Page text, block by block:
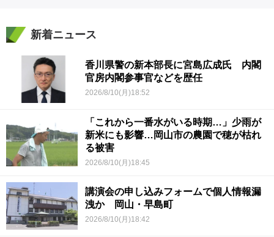
新着ニュース
香川県警の新本部長に宮島広成氏 内閣
官房内閣参事官などを歴任
2026/8/10(月)18:52
「これから一番水がいる時期…」少雨が
新米にも影響…岡山市の農園で穂が枯れ
る被害
2026/8/10(月)18:45
講演会の申し込みフォームで個人情報漏
洩か 岡山・早島町
2026/8/10(月)18:42